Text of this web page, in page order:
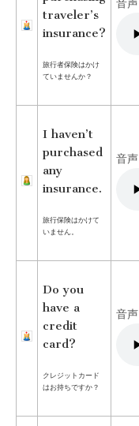
traveler’s
insurance?
旅行者保険はかけ
ていませんか？
音声
I haven’t
purchased
any
insurance.
旅行保険はかけて
いません。
音声
Do you
have a
credit
card?
クレジットカード
はお持ちですか？
音声